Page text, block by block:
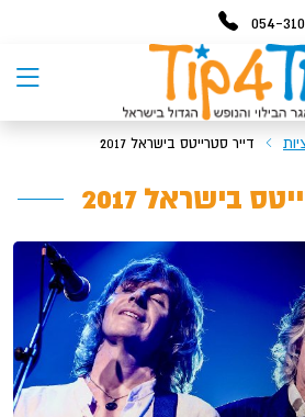
054-
דייר סטרייטס בישראל 2017
בישראל 2017